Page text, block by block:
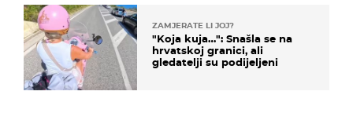
ZAMJERATE LI JOJ?
"Koja kuja…": Snašla se na
hrvatskoj granici, ali
gledatelji su podijeljeni